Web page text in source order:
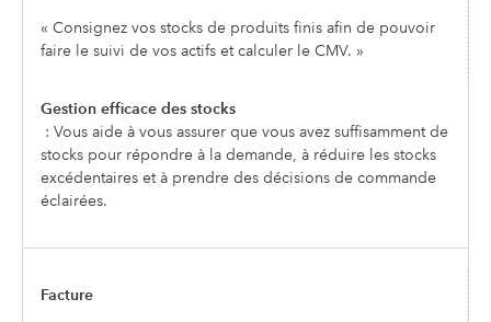
« Consignez vos stocks de produits finis afin de pouvoir
faire le suivi de vos actifs et calculer le CMV. »
Gestion efficace des stocks
: Vous aide à vous assurer que vous avez suffisamment de
stocks pour répondre à la demande, à réduire les stocks
excédentaires et à prendre des décisions de commande
éclairées.
Facture